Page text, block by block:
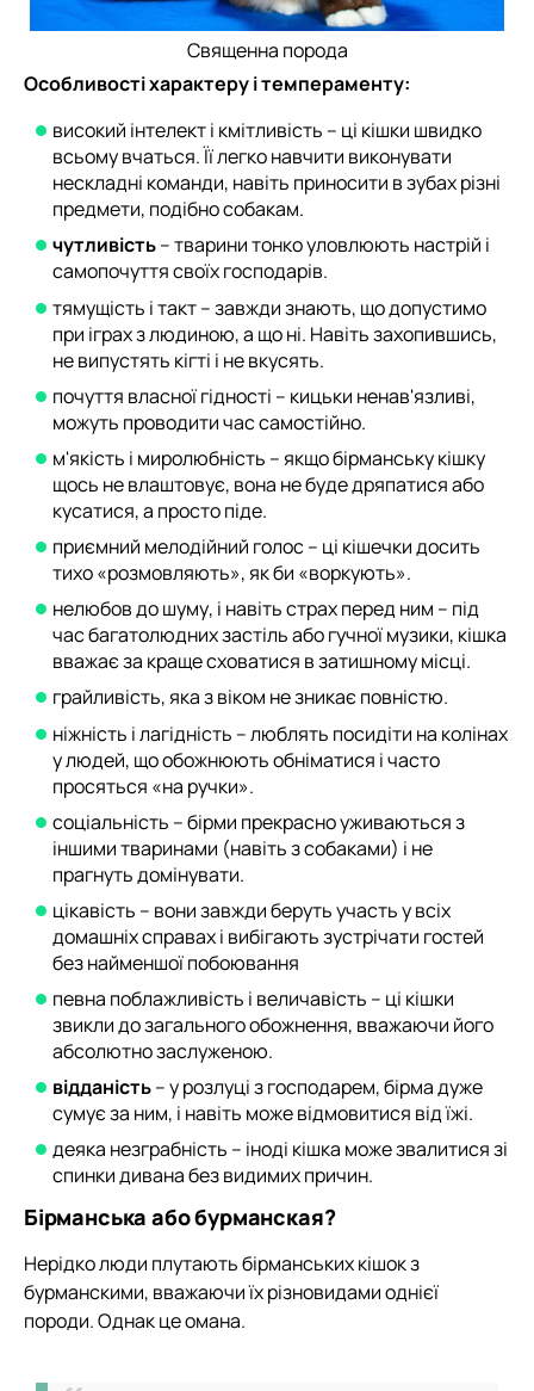
Священна порода
Особливості характеру і темпераменту:
високий інтелект і кмітливість – ці кішки швидко
всьому вчаться. Її легко навчити виконувати
нескладні команди, навіть приносити в зубах різні
предмети, подібно собакам.
чутливість– тварини тонко уловлюють настрій і
самопочуття своїх господарів.
тямущість і такт – завжди знають, що допустимо
при іграх з людиною, а що ні. Навіть захопившись,
не випустять кігті і не вкусять.
почуття власної гідності – кицьки ненав'язливі,
можуть проводити час самостійно.
м'якість і миролюбність – якщо бірманську кішку
щось не влаштовує, вона не буде дряпатися або
кусатися, а просто піде.
приємний мелодійний голос – ці кішечки досить
тихо «розмовляють», як би «воркують».
нелюбов до шуму, і навіть страх перед ним – під
час багатолюдних застіль або гучної музики, кішка
вважає за краще сховатися в затишному місці.
грайливість, яка з віком не зникає повністю.
ніжність і лагідність – люблять посидіти на колінах
у людей, що обожнюють обніматися і часто
просяться «на ручки».
соціальність – бірми прекрасно уживаються з
іншими тваринами (навіть з собаками) і не
прагнуть домінувати.
цікавість – вони завжди беруть участь у всіх
домашніх справах і вибігають зустрічати гостей
без найменшої побоювання
певна поблажливість і величавість – ці кішки
звикли до загального обожнення, вважаючи його
абсолютно заслуженою.
відданість– у розлуці з господарем, бірма дуже
сумує за ним, і навіть може відмовитися від їжі.
деяка незграбність – іноді кішка може звалитися зі
спинки дивана без видимих причин.
Бірманська або бурманская?
Нерідко люди плутають бірманських кішок з
бурманскими, вважаючи їх різновидами однієї
породи. Однак це омана.